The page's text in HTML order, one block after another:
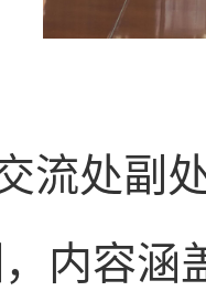
流处副
内容涵